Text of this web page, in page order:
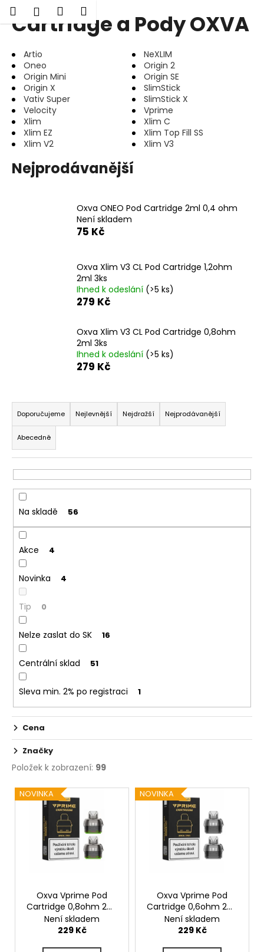
Přejít
HledatPřihlášení
Nákupní
košík
Cartridge a Pody OXVA
Artio
NeXLIM
Oneo
Origin 2
Origin Mini
Origin SE
Origin X
SlimStick
Vativ Super
SlimStick X
Velocity
Vprime
Xlim
Xlim C
Xlim EZ
Xlim Top Fill SS
Xlim V2
Xlim V3
Nejprodávanější
Oxva ONEO Pod Cartridge 2ml 0,4 ohm
Není skladem
75 Kč
Oxva Xlim V3 CL Pod Cartridge 1,2ohm
2ml 3ks
Ihned k odeslání (>5 ks)
279 Kč
Oxva Xlim V3 CL Pod Cartridge 0,8ohm
2ml 3ks
Ihned k odeslání (>5 ks)
279 Kč
Ř
a
z
e
n
í
p
o
d
u
k
ů
Doporučujeme Nejlevnější Nejdražší Nejprodávanější
Abecedně
Na skladě 56
Akce 4
Novinka 4
Tip 0
Nelze zaslat do SK 16
Centrální sklad 51
Sleva min. 2% po registraci 1
Cena
Značky
Položek k zobrazení: 99
V
ý
NOVINKA
Oxva Vprime Pod
Cartridge 0,8ohm 2ml
2ks
Není skladem
229 Kč
NOVINKA
Oxva Vprime Pod
Cartridge 0,6ohm 2ml
2ks
Není skladem
229 Kč
o Zpět
Zpět
C
o
p
o
t
ř
b
HLEDAT
D
o
p
o
u
č
u
m
LIQUID
DEKANG
PINEAPPLE
10ML
11MG
(ANANAS)
195
Kč